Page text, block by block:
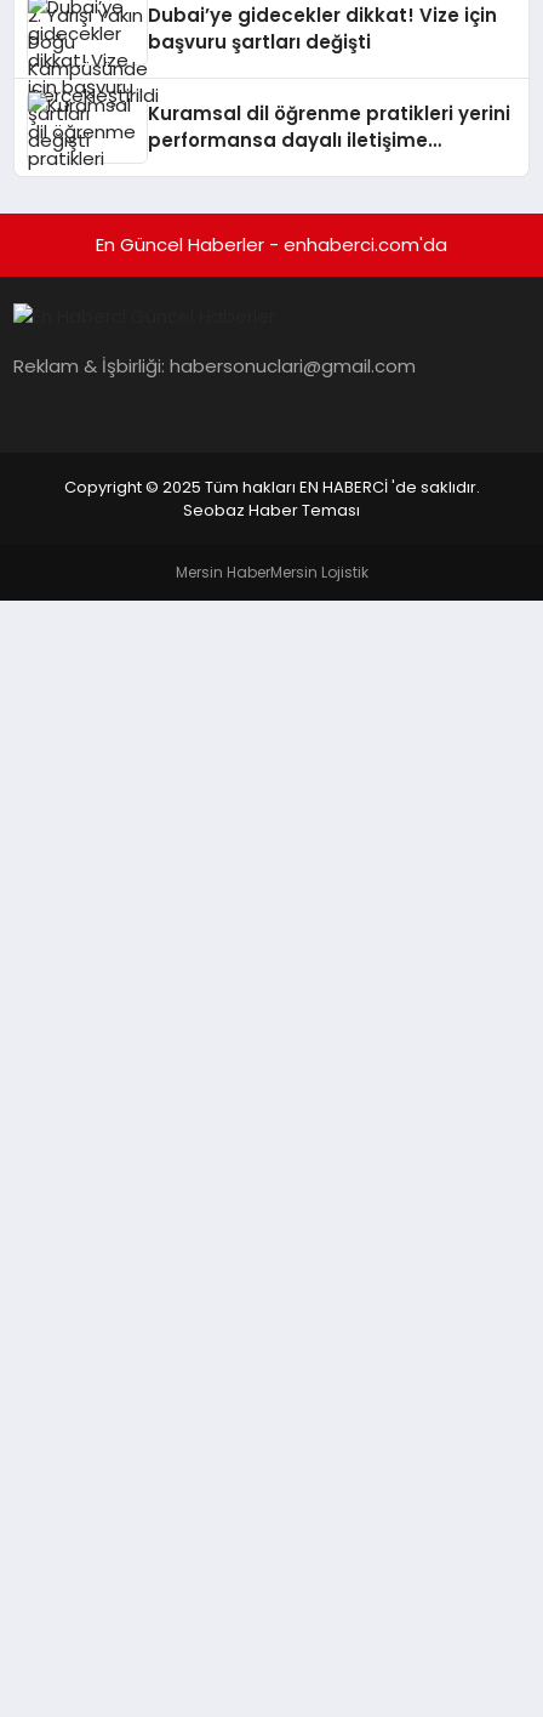
Dubai’ye gidecekler dikkat! Vize için
başvuru şartları değişti
Kuramsal dil öğrenme pratikleri yerini
performansa dayalı iletişime
En Güncel Haberler - enhaberci.com'da
Reklam & İşbirliği:habersonuclari@gmail.com
Copyright © 2025 Tüm hakları EN HABERCİ 'de saklıdır.
Seobaz Haber Teması
Mersin HaberMersin Lojistik